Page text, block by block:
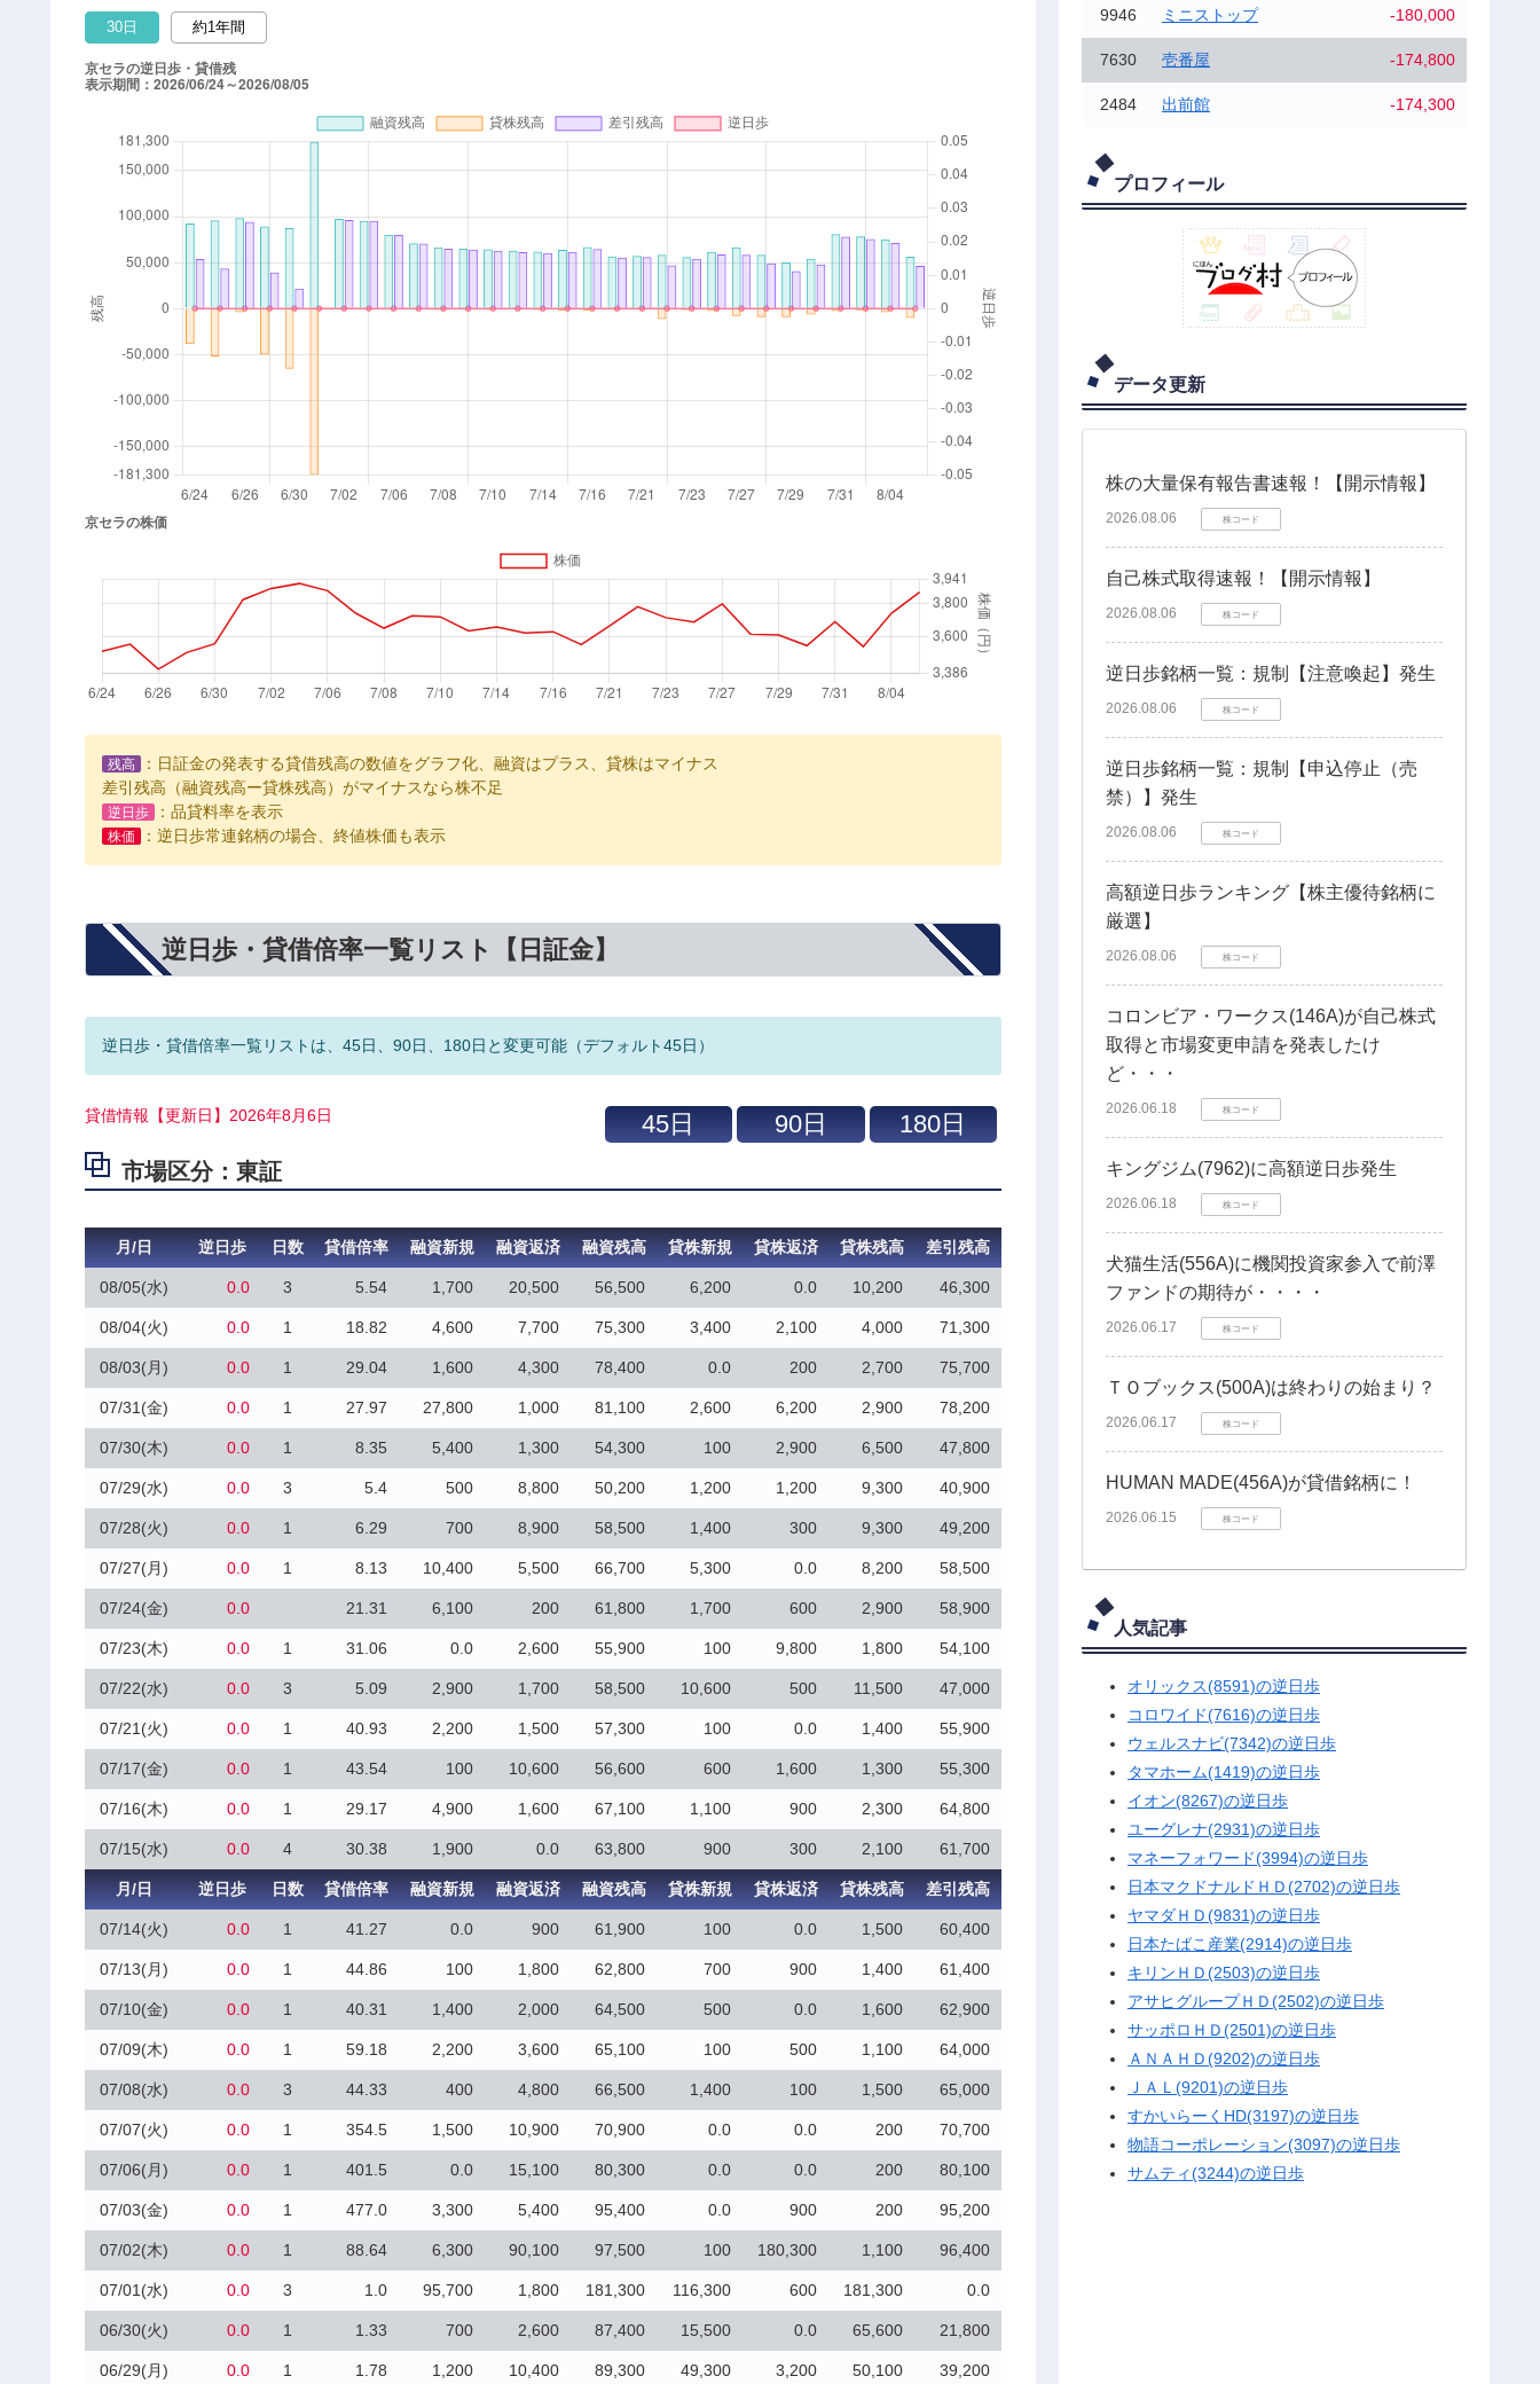
30日 約1年間
残高
：日証金の発表する貸借残高の数値をグラフ化、融資はプラス、貸株はマイナス
差引残高（融資残高ー貸株残高）がマイナスなら株不足
逆日歩 ：品貸料率を表示
株価 ：逆日歩常連銘柄の場合、終値株価も表示
逆日歩・貸借倍率一覧リスト【日証金】
逆日歩・貸借倍率一覧リストは、45日、90日、180日と変更可能（デフォルト45日）
貸借情報【更新日】2026年8月6日
市場区分：東証
月/日 逆日歩 日数 貸借倍率 融資新規 融資返済 融資残高 貸株新規 貸株返済 貸株残高 差引残高
08/05(水) 0.0 3 5.54 1,700 20,500 56,500 6,200 0.0 10,200 46,300
08/04(火) 0.0 1 18.82 4,600 7,700 75,300 3,400 2,100 4,000 71,300
08/03(月) 0.0 1 29.04 1,600 4,300 78,400 0.0 200 2,700 75,700
07/31(金) 0.0 1 27.97 27,800 1,000 81,100 2,600 6,200 2,900 78,200
07/30(木) 0.0 1 8.35 5,400 1,300 54,300 100 2,900 6,500 47,800
07/29(水) 0.0 3 5.4 500 8,800 50,200 1,200 1,200 9,300 40,900
07/28(火) 0.0 1 6.29 700 8,900 58,500 1,400 300 9,300 49,200
07/27(月) 0.0 1 8.13 10,400 5,500 66,700 5,300 0.0 8,200 58,500
07/24(金) 0.0 21.31 6,100 200 61,800 1,700 600 2,900 58,900
07/23(木) 0.0 1 31.06 0.0 2,600 55,900 100 9,800 1,800 54,100
07/22(水) 0.0 3 5.09 2,900 1,700 58,500 10,600 500 11,500 47,000
07/21(火) 0.0 1 40.93 2,200 1,500 57,300 100 0.0 1,400 55,900
07/17(金) 0.0 1 43.54 100 10,600 56,600 600 1,600 1,300 55,300
07/16(木) 0.0 1 29.17 4,900 1,600 67,100 1,100 900 2,300 64,800
07/15(水) 0.0 4 30.38 1,900 0.0 63,800 900 300 2,100 61,700
月/日 逆日歩 日数 貸借倍率 融資新規 融資返済 融資残高 貸株新規 貸株返済 貸株残高 差引残高
07/14(火) 0.0 1 41.27 0.0 900 61,900 100 0.0 1,500 60,400
07/13(月) 0.0 1 44.86 100 1,800 62,800 700 900 1,400 61,400
07/10(金) 0.0 1 40.31 1,400 2,000 64,500 500 0.0 1,600 62,900
07/09(木) 0.0 1 59.18 2,200 3,600 65,100 100 500 1,100 64,000
07/08(水) 0.0 3 44.33 400 4,800 66,500 1,400 100 1,500 65,000
07/07(火) 0.0 1 354.5 1,500 10,900 70,900 0.0 0.0 200 70,700
07/06(月) 0.0 1 401.5 0.0 15,100 80,300 0.0 0.0 200 80,100
07/03(金) 0.0 1 477.0 3,300 5,400 95,400 0.0 900 200 95,200
07/02(木) 0.0 1 88.64 6,300 90,100 97,500 100 180,300 1,100 96,400
07/01(水) 0.0 3 1.0 95,700 1,800 181,300 116,300 600 181,300 0.0
06/30(火) 0.0 1 1.33 700 2,600 87,400 15,500 0.0 65,600 21,800
06/29(月) 0.0 1 1.78 1,200 10,400 89,300 49,300 3,200 50,100 39,200
9946 ミニストップ -180,000
7630 壱番屋 -174,800
2484 出前館 -174,300
プロフィール
データ更新
株の大量保有報告書速報！【開示情報】
2026.08.06 株コード
自己株式取得速報！【開示情報】
2026.08.06 株コード
逆日歩銘柄一覧：規制【注意喚起】発生
2026.08.06 株コード
逆日歩銘柄一覧：規制【申込停止（売
禁）】発生
2026.08.06 株コード
高額逆日歩ランキング【株主優待銘柄に
厳選】
2026.08.06 株コード
コロンビア・ワークス(146A)が自己株式
取得と市場変更申請を発表したけ
ど・・・
2026.06.18 株コード
キングジム(7962)に高額逆日歩発生
2026.06.18 株コード
犬猫生活(556A)に機関投資家参入で前澤
ファンドの期待が・・・・
2026.06.17 株コード
ＴＯブックス(500A)は終わりの始まり？
2026.06.17 株コード
HUMAN MADE(456A)が貸借銘柄に！
2026.06.15 株コード
人気記事
オリックス(8591)の逆日歩
コロワイド(7616)の逆日歩
ウェルスナビ(7342)の逆日歩
タマホーム(1419)の逆日歩
イオン(8267)の逆日歩
ユーグレナ(2931)の逆日歩
マネーフォワード(3994)の逆日歩
日本マクドナルドＨＤ(2702)の逆日歩
ヤマダＨＤ(9831)の逆日歩
日本たばこ産業(2914)の逆日歩
キリンＨＤ(2503)の逆日歩
アサヒグループＨＤ(2502)の逆日歩
サッポロＨＤ(2501)の逆日歩
ＡＮＡＨＤ(9202)の逆日歩
ＪＡＬ(9201)の逆日歩
すかいらーくHD(3197)の逆日歩
物語コーポレーション(3097)の逆日歩
サムティ(3244)の逆日歩